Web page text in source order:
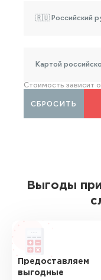
🇷🇺 Российский
Картой
Стоимость зависит
СБРОСИТЬ
Выгоды
Предоставляем
выгодные